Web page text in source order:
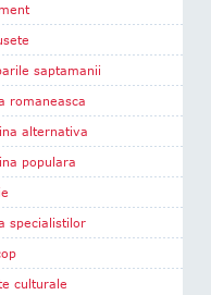
saptamanii
romaneasca
alternativa
populara
specialistilor
culturale